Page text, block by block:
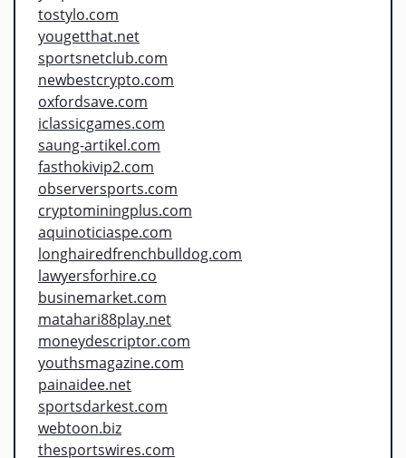
tostylo.com
yougetthat.net
sportsnetclub.com
newbestcrypto.com
oxfordsave.com
iclassicgames.com
saung-artikel.com
fasthokivip2.com
observersports.com
cryptominingplus.com
aquinoticiaspe.com
longhairedfrenchbulldog.com
lawyersforhire.co
businemarket.com
matahari88play.net
moneydescriptor.com
youthsmagazine.com
painaidee.net
sportsdarkest.com
webtoon.biz
thesportswires.com